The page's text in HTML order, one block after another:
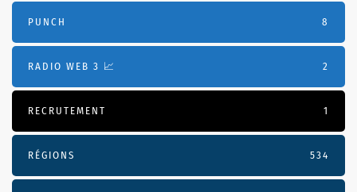
PUNCH 8
RADIO WEB 3 📈 2
RECRUTEMENT 1
RÉGIONS 534